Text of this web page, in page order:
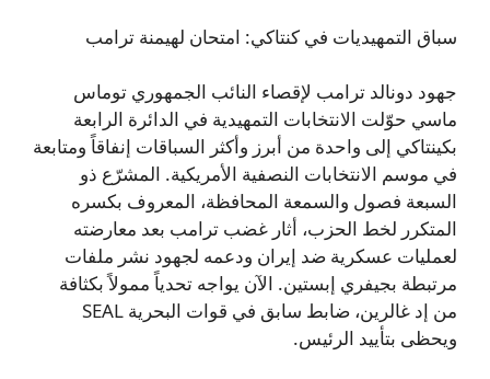
سباق التمهيديات في كنتاكي: امتحان لهيمنة ترامب
جهود دونالد ترامب لإقصاء النائب الجمهوري توماس
ماسي حوّلت الانتخابات التمهيدية في الدائرة الرابعة
بكينتاكي إلى واحدة من أبرز وأكثر السباقات إنفاقاً ومتابعة
في موسم الانتخابات النصفية الأمريكية. المشرّع ذو
السبعة فصول والسمعة المحافظة، المعروف بكسره
المتكرر لخط الحزب، أثار غضب ترامب بعد معارضته
لعمليات عسكرية ضد إيران ودعمه لجهود نشر ملفات
مرتبطة بجيفري إبستين. الآن يواجه تحدياً ممولاً بكثافة
من إد غالرين، ضابط سابق في قوات البحرية SEAL
ويحظى بتأييد الرئيس.